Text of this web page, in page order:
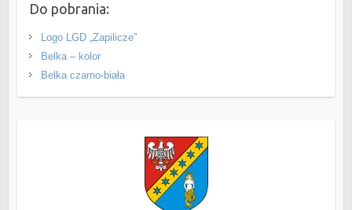
Do pobrania:
Logo LGD „Zapilicze”
Belka – kolor
Belka czarno-biała